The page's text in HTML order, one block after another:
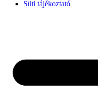
Süti tájékoztató